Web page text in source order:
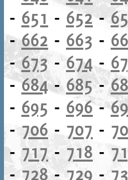
- 651 - 652-
-662 - 663 -
-673-674-
-684-685-
- 695 - 696-
-706 - 707 -
- 717 -718 -
-728-729 -